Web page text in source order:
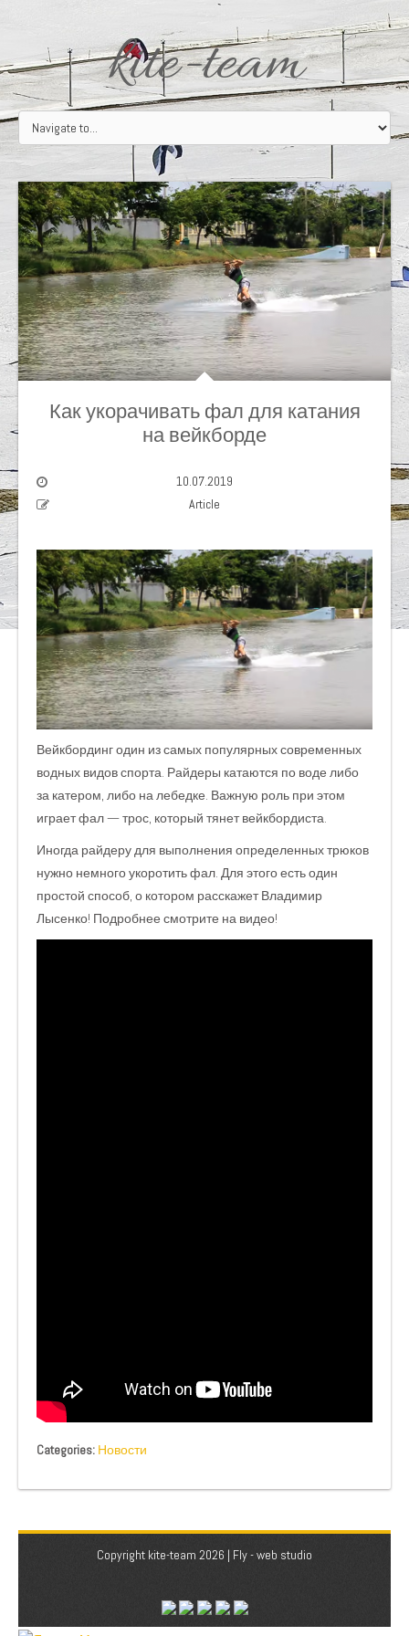
kite-team
Как укорачивать фал для катания
на вейкборде
10.07.2019
Article
Вейкбординг один из самых популярных современных
водных видов спорта. Райдеры катаются по воде либо
за катером, либо на лебедке. Важную роль при этом
играет фал — трос, который тянет вейкбордиста.
Иногда райдеру для выполнения определенных трюков
нужно немного укоротить фал. Для этого есть один
простой способ, о котором расскажет Владимир
Лысенко! Подробнее смотрите на видео!
Categories: Новости
Copyright kite-team 2026 | Fly - web studio